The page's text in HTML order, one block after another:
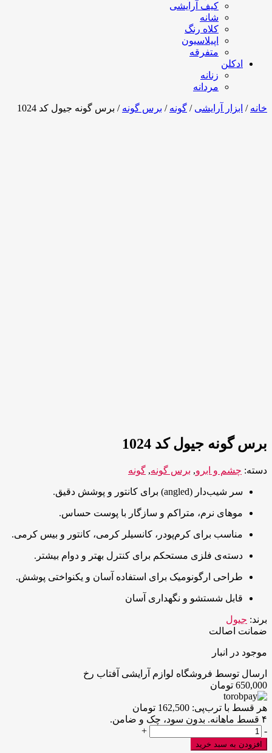
کیف آرایشی
شانه
کلاه رنگ
اپیلاسیون
متفرقه
ادکلن
زنانه
مردانه
خانه / ابزار آرایشی / گونه / برس گونه / برس گونه جیول کد 1024
برس گونه جیول کد 1024
دسته: چشم و ابرو, برس گونه, گونه
سر شیب‌دار (angled) برای کانتور و پوشش دقیق.
موهای نرم، متراکم و سازگار با پوست حساس.
مناسب برای کرم‌پودر، کانسیلر کرمی، کانتور و بیس کرمی.
دسته‌ی فلزی مستحکم برای کنترل بهتر و دوام بیشتر.
طراحی ارگونومیک برای استفاده آسان و یکنواختی پوشش.
قابل شستشو و نگهداری آسان
برند: جیول
ضمانت اصالت
موجود در انبار
ارسال توسط فروشگاه لوازم آرایشی آفتاب رخ
650,000 تومان
هر قسط با ترب‌پی: 162,500 تومان
۴ قسط ماهانه. بدون سود، چک و ضامن.
برس
گونه
-
+
افزودن به سبد خرید